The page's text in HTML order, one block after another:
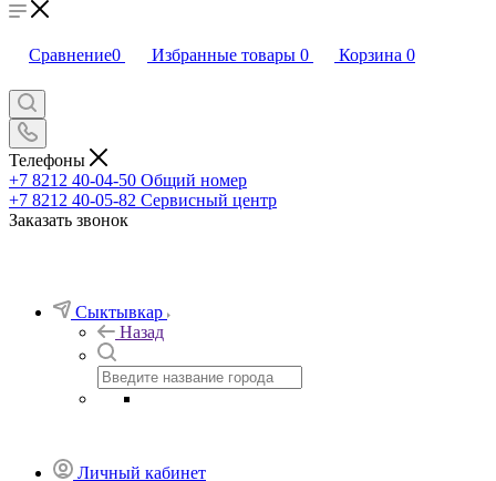
Сравнение0 Избранные товары 0 Корзина 0
Телефоны
+7 8212 40-04-50 Общий номер
+7 8212 40-05-82 Сервисный центр
Заказать звонок
Сыктывкар
Назад
Личный кабинет